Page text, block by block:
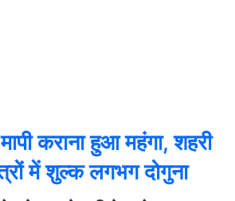
कराना हुआ महंगा, शहरी
में शुल्क लगभग दोगुना